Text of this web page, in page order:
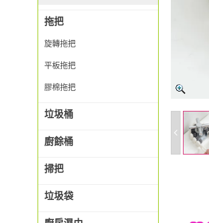
拖把
旋轉拖把
平板拖把
膠棉拖把
垃圾桶
廚餘桶
掃把
垃圾袋